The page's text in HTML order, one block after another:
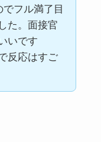
フル満了目
た。面接官
いです
反応はすご